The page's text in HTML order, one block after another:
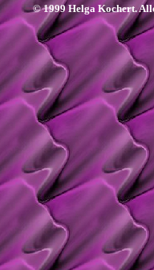
© 1999 Helga Kochert.